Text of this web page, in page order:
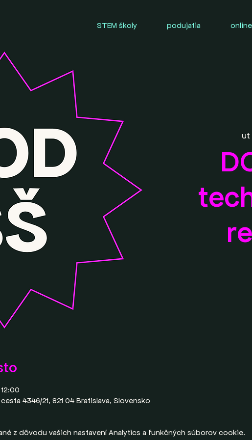
STEM školy podujatia
ut
4346/21, 821 04 Bratislava, Slovensko
z dôvodu vašich nastavení Analytics a funkčných súborov cookie.